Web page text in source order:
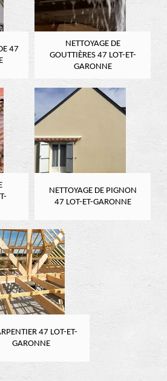
47
NETTOYAGE DE
GOUTTIÈRES 47 LOT-ET-
GARONNE
NETTOYAGE DE PIGNON
47 LOT-ET-GARONNE
47 LOT-ET-
GARONNE